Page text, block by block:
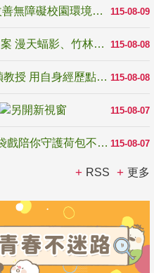
115-08-09
國教署補助22縣市積極推動「改善無障礙校園環境計畫」 打造友善、安全、無礙學習空間
115-08-08
青年壯遊點精選夏夜限定避暑提案 漫天蝠影、竹林尋蛙、茶香夜觀 邀青年暮色出發
115-08-08
教育家人物典範 發明大王林永禎教授 用自身經歷點亮學生的路
115-08-07
115-08-07
反詐騙宣導_防詐有道，霹靂布袋戲陪你守護荷包不受騙
RSS 更多